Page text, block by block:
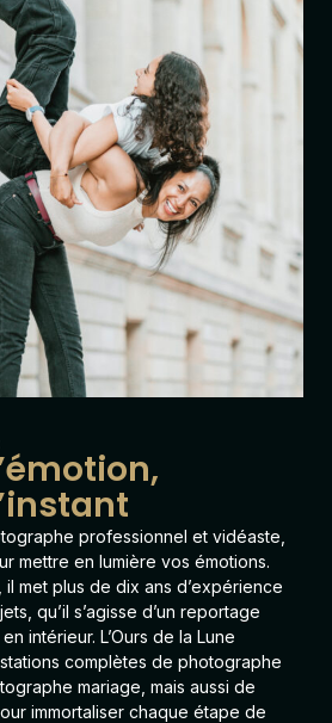
professionnel et vidéaste,
mettre en lumière vos émotions.
met plus de dix ans d’expérience
qu’il s’agisse d’un reportage
intérieur. L’Ours de la Lune
complètes de photographe
mariage , mais aussi de
immortaliser chaque étape de